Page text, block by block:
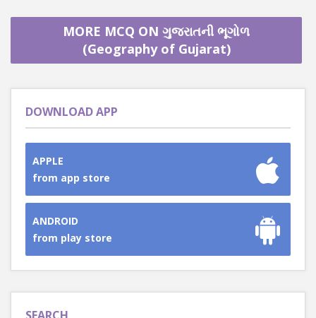
MORE MCQ ON ગુજરાતની ભૂગોળ
(Geography of Gujarat)
DOWNLOAD APP
APPLE
from app store
ANDROID
from play store